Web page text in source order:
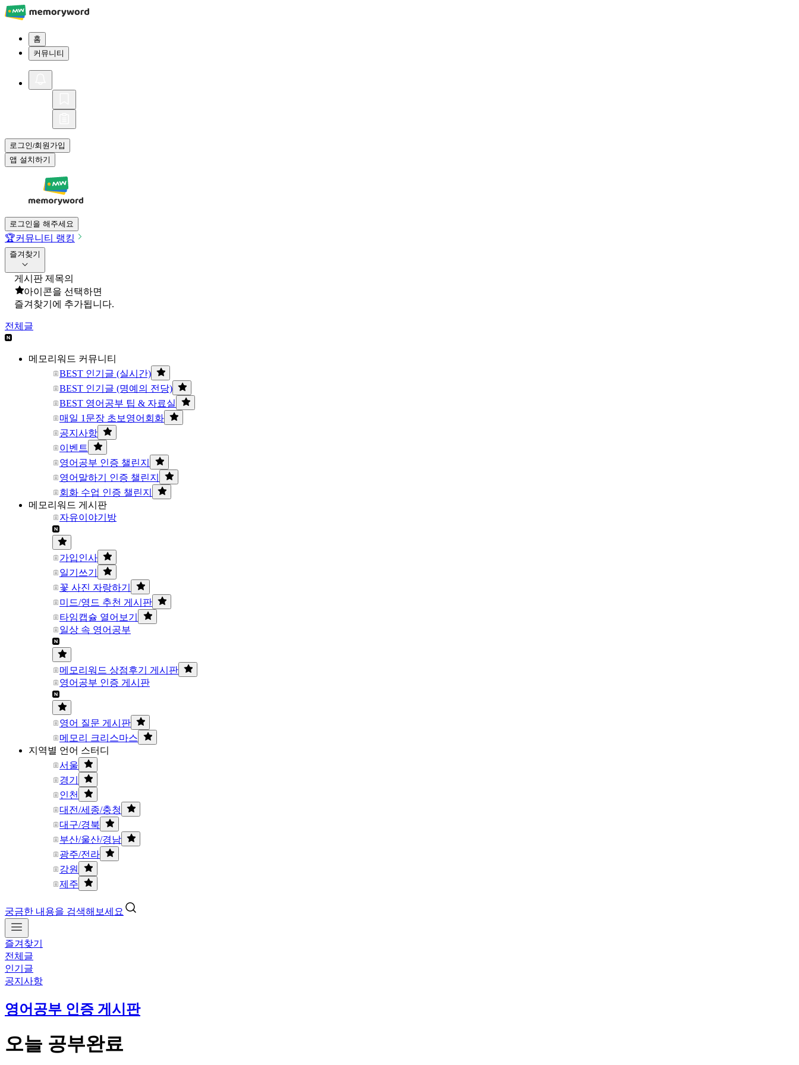
홈
커뮤니티
로그인/회원가입
앱 설치하기
로그인을 해주세요
🏆커뮤니티 랭킹
즐겨찾기
게시판 제목의
아이콘을 선택하면
즐겨찾기에 추가됩니다.
전체글
메모리워드 커뮤니티
BEST 인기글 (실시간)
BEST 인기글 (명예의 전당)
BEST 영어공부 팁 & 자료실
매일 1문장 초보영어회화
공지사항
이벤트
영어공부 인증 챌린지
영어말하기 인증 챌린지
회화 수업 인증 챌린지
메모리워드 게시판
자유이야기방
가입인사
일기쓰기
꽃 사진 자랑하기
미드/영드 추천 게시판
타임캡슐 열어보기
일상 속 영어공부
메모리워드 상점후기 게시판
영어공부 인증 게시판
영어 질문 게시판
메모리 크리스마스
지역별 언어 스터디
서울
경기
인천
대전/세종/충청
대구/경북
부산/울산/경남
광주/전라
강원
제주
궁금한 내용을 검색해보세요
즐겨찾기
전체글
인기글
공지사항
영어공부 인증 게시판
오늘 공부완료